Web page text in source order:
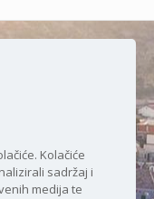
mora i
Kolačiće
sadržaj i
medija te